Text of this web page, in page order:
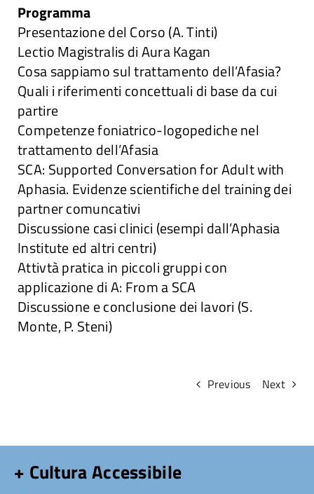
Programma
Presentazione del Corso (A. Tinti)
Lectio Magistralis di Aura Kagan
Cosa sappiamo sul trattamento dell’Afasia?
Quali i riferimenti concettuali di base da cui
partire
Competenze foniatrico-logopediche nel
trattamento dell’Afasia
SCA: Supported Conversation for Adult with
Aphasia. Evidenze scientifiche del training dei
partner comuncativi
Discussione casi clinici (esempi dall’Aphasia
Institute ed altri centri)
Attivtà pratica in piccoli gruppi con
applicazione di A: From a SCA
Discussione e conclusione dei lavori (S.
Monte, P. Steni)
Previous Next
+ Cultura Accessibile